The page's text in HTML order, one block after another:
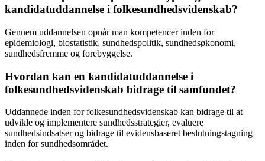
kandidatuddannelse i folkesundhedsvidenskab?
Gennem uddannelsen opnår man kompetencer inden for
epidemiologi, biostatistik, sundhedspolitik, sundhedsøkonomi,
sundhedsfremme og forebyggelse.
Hvordan kan en kandidatuddannelse i
folkesundhedsvidenskab bidrage til samfundet?
Uddannede inden for folkesundhedsvidenskab kan bidrage til at
udvikle og implementere sundhedsstrategier, evaluere
sundhedsindsatser og bidrage til evidensbaseret beslutningstagning
inden for sundhedsområdet.